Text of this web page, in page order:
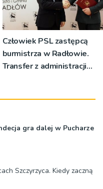
Człowiek PSL zastępcą
burmistrza w Radłowie.
Transfer z administracji
gra dalej w Pucharze
Szczyrzyca. Kiedy zaczną